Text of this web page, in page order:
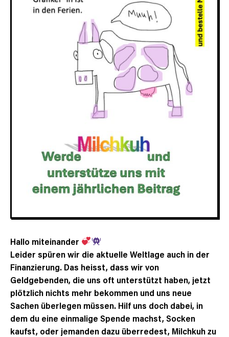
Hallo miteinander
Leider spüren wir die aktuelle Weltlage auch in der
Finanzierung. Das heisst, dass wir von
Geldgebenden, die uns oft unterstützt haben, jetzt
plötzlich nichts mehr bekommen und uns neue
Sachen überlegen müssen. Hilf uns doch dabei, in
dem du eine einmalige Spende machst, Socken
kaufst, oder jemanden dazu überredest, Milchkuh zu